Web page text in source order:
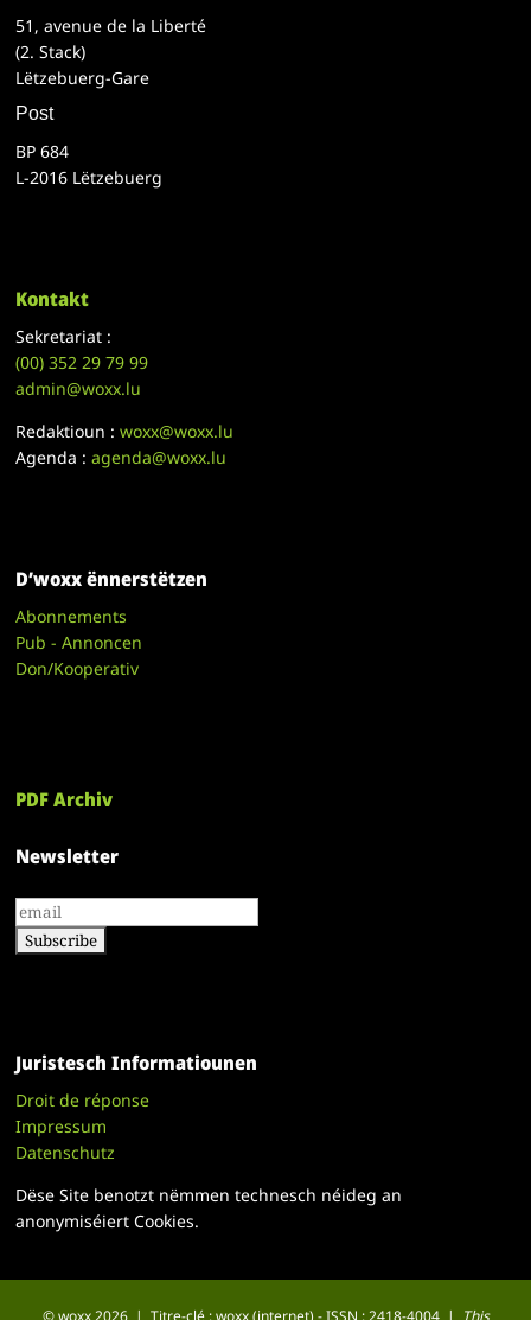
51, avenue de la Liberté
(2. Stack)
Lëtzebuerg-Gare
Post
BP 684
L-2016 Lëtzebuerg
Kontakt
Sekretariat :
(00)352 29 79 99
admin@woxx.lu
Redaktioun :woxx@woxx.lu
Agenda :agenda@woxx.lu
D’woxx ënnerstëtzen
Abonnements
Pub - Annoncen
Don/Kooperativ
PDF Archiv
Newsletter
Juristesch Informatiounen
Droit de réponse
Impressum
Datenschutz
Dëse Site benotzt nëmmen technesch néideg an
anonymiséiert Cookies.